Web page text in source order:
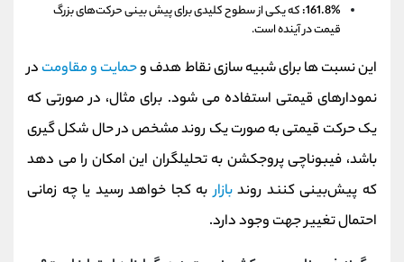
161.8%: که یکی از سطوح کلیدی برای پیش بینی حرکت‌های بزرگ
قیمت در آینده است.
این نسبت‌ ها برای شبیه‌ سازی نقاط هدف وحمایت و مقاومت در
نمودارهای قیمتی استفاده می‌ شود. برای مثال، در صورتی که
یک حرکت قیمتی به صورت یک روند مشخص در حال شکل‌ گیری
باشد، فیبوناچی پروجکشن به تحلیلگران این امکان را می‌ دهد
که پیش‌بینی کنند روندبازاربه کجا خواهد رسید یا چه زمانی
احتمال تغییر جهت وجود دارد.